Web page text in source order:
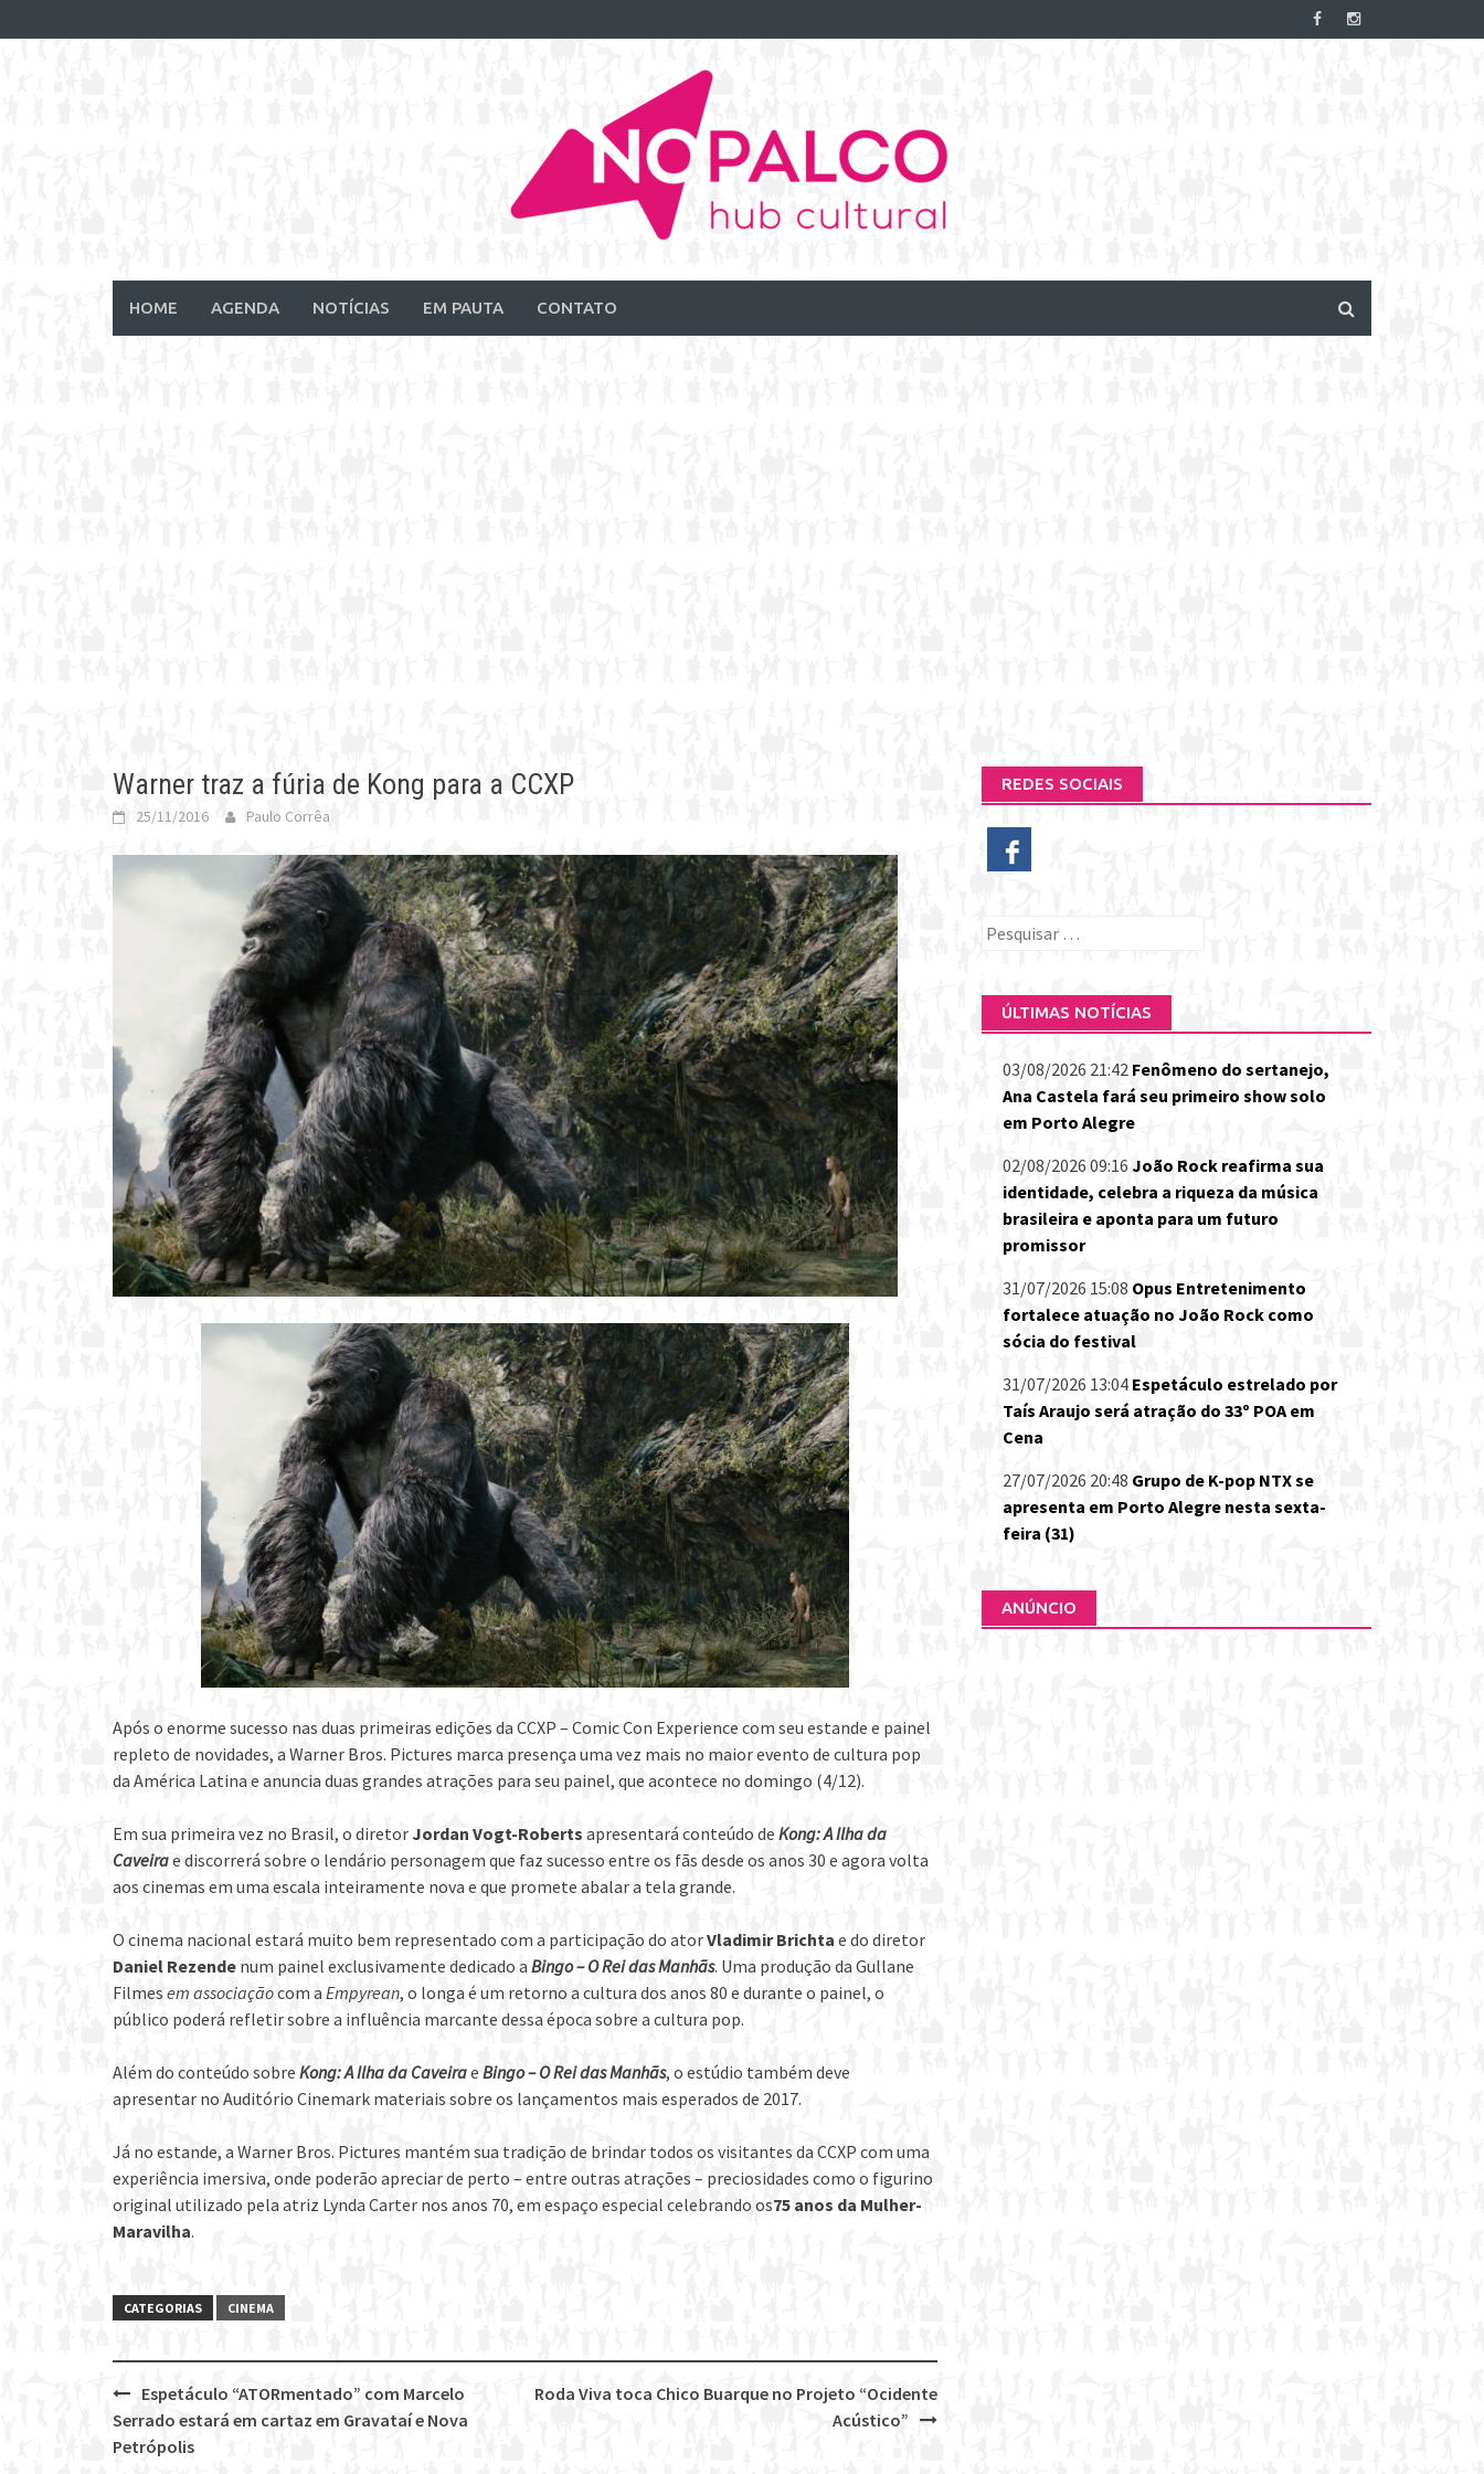
to
HOME AGENDA NOTÍCIAS EM PAUTA CONTATO
Warner traz a fúria de Kong para a CCXP
25/11/2016 Paulo Corrêa
Após o enorme sucesso nas duas primeiras edições da CCXP – Comic Con Experience com seu estande e painel
repleto de novidades, a Warner Bros. Pictures marca presença uma vez mais no maior evento de cultura pop
da América Latina e anuncia duas grandes atrações para seu painel, que acontece no domingo (4/12).
Em sua primeira vez no Brasil, o diretor Jordan Vogt-Roberts apresentará conteúdo de Kong: A Ilha da
Caveirae discorrerá sobre o lendário personagem que faz sucesso entre os fãs desde os anos 30 e agora volta
aos cinemas em uma escala inteiramente nova e que promete abalar a tela grande.
O cinema nacional estará muito bem representado com a participação do atorVladimir Brichta e do diretor
Daniel Rezende num painel exclusivamente dedicado a Bingo – O Rei das Manhãs. Uma produção da Gullane
Filmes em associaçãocom aEmpyrean, o longa é um retorno a cultura dos anos 80 e durante o painel, o
público poderá refletir sobre a influência marcante dessa época sobre a cultura pop.
Além do conteúdo sobre Kong: A Ilha da Caveirae Bingo – O Rei das Manhãs, o estúdio também deve
apresentar no Auditório Cinemark materiais sobre os lançamentos mais esperados de 2017.
Já no estande, a Warner Bros. Pictures mantém sua tradição de brindar todos os visitantes da CCXP com uma
experiência imersiva, onde poderão apreciar de perto – entre outras atrações – preciosidades como o figurino
original utilizado pela atriz Lynda Carter nos anos 70, em espaço especial celebrando os75 anos da Mulher-
Maravilha.
CATEGORIAS CINEMA
Post
navigation
Roda Viva toca Chico Buarque no Projeto “Ocidente
Acústico”
Espetáculo “ATORmentado” com Marcelo
Serrado estará em cartaz em Gravataí e Nova
Petrópolis
REDES SOCIAIS
Pesquisar
ÚLTIMAS NOTÍCIAS
03/08/2026 21:42 Fenômeno do sertanejo,
Ana Castela fará seu primeiro show solo
em Porto Alegre
02/08/2026 09:16 João Rock reafirma sua
identidade, celebra a riqueza da música
brasileira e aponta para um futuro
promissor
31/07/2026 15:08 Opus Entretenimento
fortalece atuação no João Rock como
sócia do festival
31/07/2026 13:04 Espetáculo estrelado por
Taís Araujo será atração do 33º POA em
Cena
27/07/2026 20:48 Grupo de K-pop NTX se
apresenta em Porto Alegre nesta sexta-
feira (31)
ANÚNCIO